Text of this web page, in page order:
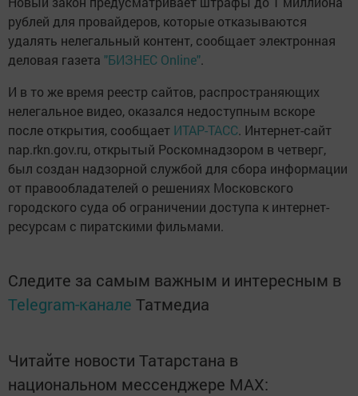
рублей для провайдеров, которые отказываются
удалять нелегальный контент, сообщает электронная
деловая газета "БИЗНЕС Online".
И в то же время реестр сайтов, распространяющих
нелегальное видео, оказался недоступным вскоре
после открытия, сообщает ИТАР-ТАСС. Интернет-сайт
nap.rkn.gov.ru, открытый Роскомнадзором в четверг,
был создан надзорной службой для сбора информации
от правообладателей о решениях Московского
городского суда об ограничении доступа к интернет-
ресурсам с пиратскими фильмами.
Следите за самым важным и интересным в
Telegram-канале Татмедиа
Читайте новости Татарстана в
национальном мессенджере MАХ: